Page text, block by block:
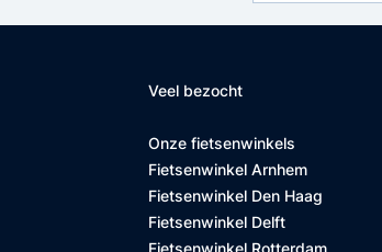
Set is precies
Paul
Veel bezocht
Onze fietsenwinkels
Fietsenwinkel Arnhem
Fietsenwinkel Den Haag
Fietsenwinkel Delft
Fietsenwinkel Rotterdam